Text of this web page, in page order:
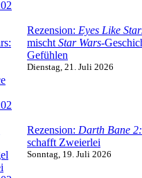
Rezension: Eyes Like
mischt Star Wars-
Gefühlen
Dienstag, 21. Juli 2026
Rezension: Darth Bane
schafft Zweierlei
Sonntag, 19. Juli 2026